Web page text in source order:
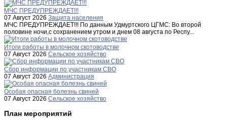
МЧС ПРЕДУПРЕЖДАЕТ!!!
07 Август 2026 Защита населения
МЧС ПРЕДУПРЕЖДАЕТ!!! По данным Удмуртского ЦГМС: Во второй
половине ночи,с сохранением утром и днем 08 августа по Респу...
Итоги работы в молочном скотоводстве
07 Август 2026 Сельское хозяйство
Сбор информации по участникам СВО
07 Август 2026 Администрация
Особая опасная болезнь свиней
07 Август 2026 Сельское хозяйство
План мероприятий